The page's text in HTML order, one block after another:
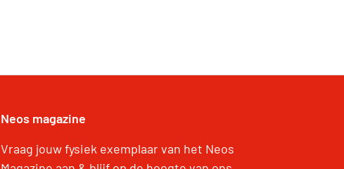
Neos magazine
Vraag jouw fysiek exemplaar van het Neos